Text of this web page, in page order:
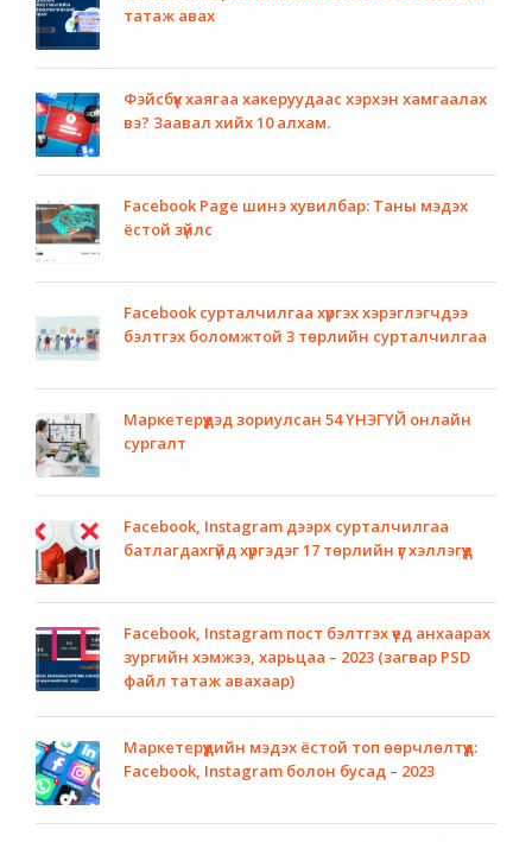
татаж авах
Фэйсбүүк хаягаа хакеруудаас хэрхэн хамгаалах
вэ? Заавал хийх 10 алхам.
Facebook Page шинэ хувилбар: Таны мэдэх
ёстой зүйлс
Facebook сурталчилгаа хүргэх хэрэглэгчдээ
бэлтгэх боломжтой 3 төрлийн сурталчилгаа
Маркетерүүдэд зориулсан 54 ҮНЭГҮЙ онлайн
сургалт
Facebook, Instagram дээрх сурталчилгаа
батлагдахгүйд хүргэдэг 17 төрлийн үг хэллэгүүд
Facebook, Instagram пост бэлтгэх үед анхаарах
зургийн хэмжээ, харьцаа – 2023 (загвар PSD
файл татаж авахаар)
Маркетерүүдийн мэдэх ёстой топ өөрчлөлтүүд:
Facebook, Instagram болон бусад – 2023